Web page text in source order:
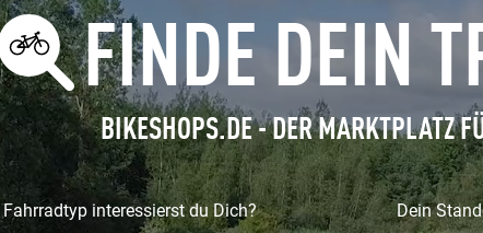
FINDE DEIN
BIKESHOPS.DE - DER MARKTPLATZ
interessierst du Dich? Dein